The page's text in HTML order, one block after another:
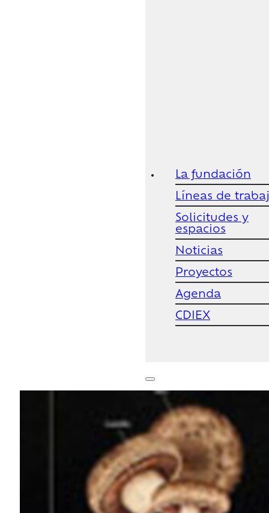
La fundación
Líneas de
Solicitudes y
espacios
Noticias
Proyectos
Agenda
CDIEX